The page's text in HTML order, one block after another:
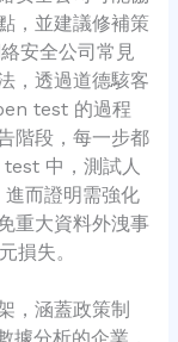
，並建議修補策
安全公司常見
，透過道德駭客
test 的過程
階段，每一步都
中，測試人
進而證明需強化
重大資料外洩事
損失。
，涵蓋政策制